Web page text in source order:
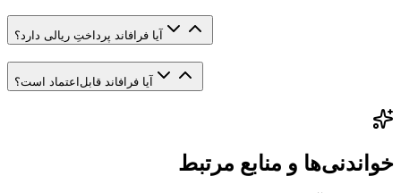
آیا فرافاند پرداختِ ریالی دارد؟
آیا فرافاند قابل‌اعتماد است؟
خواندنی‌ها و منابع مرتبط